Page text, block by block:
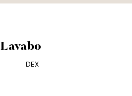
Lavabo
DEX